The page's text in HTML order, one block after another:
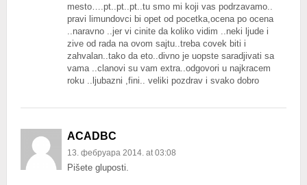
mesto….pt..pt..pt..tu smo mi koji vas podrzavamo..
pravi limundovci bi opet od pocetka,ocena po ocena
..naravno ..jer vi cinite da koliko vidim ..neki ljude i
zive od rada na ovom sajtu..treba covek biti i
zahvalan..tako da eto..divno je uopste saradjivati sa
vama ..clanovi su vam extra..odgovori u najkracem
roku ..ljubazni ,fini.. veliki pozdrav i svako dobro
ACADBC
13. фебруара 2014. at 03:08
Pišete gluposti.